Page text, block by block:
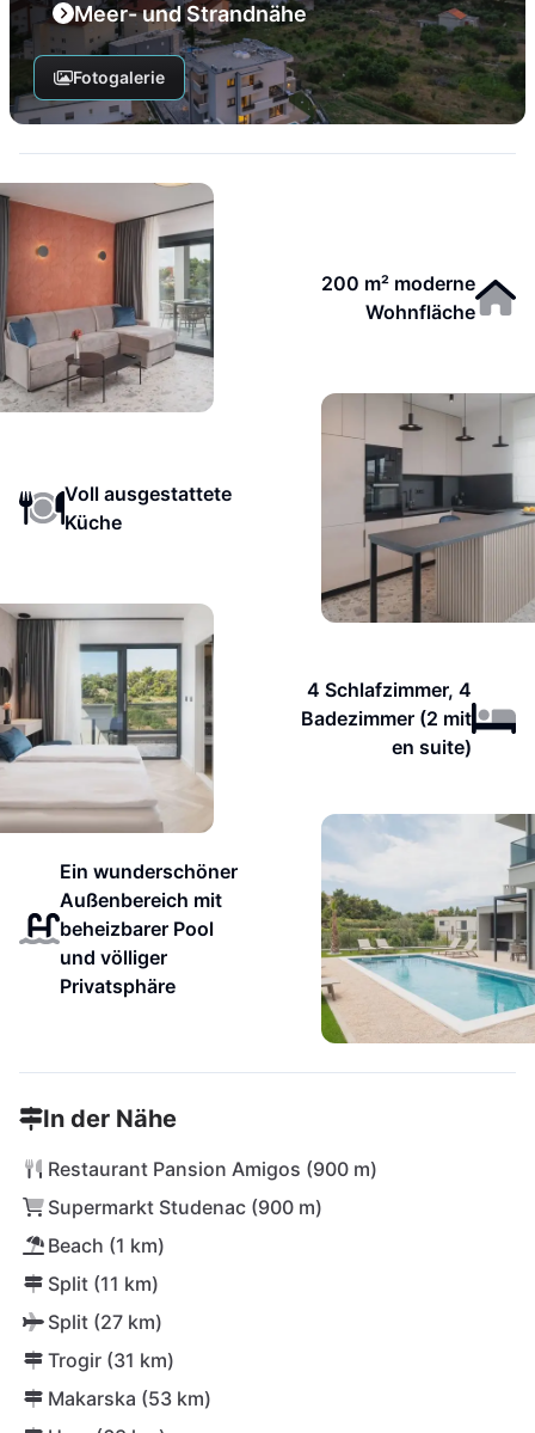
Meer- und Strandnähe
Fotogalerie
200 m² moderne
Wohnfläche
Voll ausgestattete
Küche
4 Schlafzimmer, 4
Badezimmer (2 mit
en suite)
Ein wunderschöner
Außenbereich mit
beheizbarer Pool
und völliger
Privatsphäre
In der Nähe
Restaurant Pansion Amigos (900 m)
Supermarkt Studenac (900 m)
Beach (1 km)
Split (11 km)
Split (27 km)
Trogir (31 km)
Makarska (53 km)